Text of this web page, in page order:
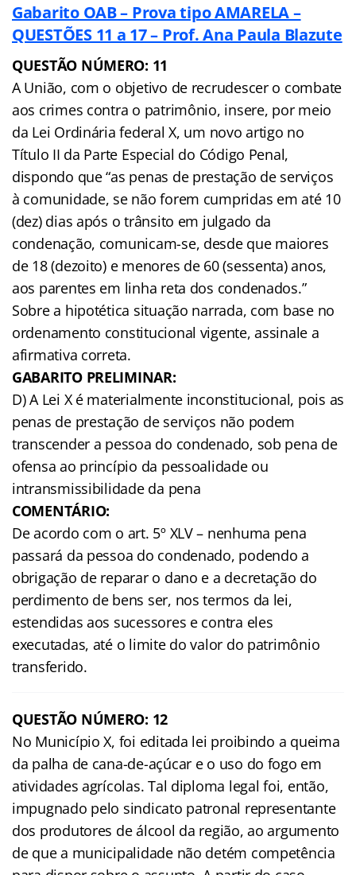
Gabarito OAB – Prova tipo AMARELA –
QUESTÕES 11 a 17 – Prof. Ana Paula Blazute
QUESTÃO NÚMERO: 11
A União, com o objetivo de recrudescer o combate
aos crimes contra o patrimônio, insere, por meio
da Lei Ordinária federal X, um novo artigo no
Título II da Parte Especial do Código Penal,
dispondo que “as penas de prestação de serviços
à comunidade, se não forem cumpridas em até 10
(dez) dias após o trânsito em julgado da
condenação, comunicam-se, desde que maiores
de 18 (dezoito) e menores de 60 (sessenta) anos,
aos parentes em linha reta dos condenados.”
Sobre a hipotética situação narrada, com base no
ordenamento constitucional vigente, assinale a
afirmativa correta.
GABARITO PRELIMINAR:
D) A Lei X é materialmente inconstitucional, pois as
penas de prestação de serviços não podem
transcender a pessoa do condenado, sob pena de
ofensa ao princípio da pessoalidade ou
intransmissibilidade da pena
COMENTÁRIO:
De acordo com o art. 5º XLV – nenhuma pena
passará da pessoa do condenado, podendo a
obrigação de reparar o dano e a decretação do
perdimento de bens ser, nos termos da lei,
estendidas aos sucessores e contra eles
executadas, até o limite do valor do patrimônio
transferido.
QUESTÃO NÚMERO: 12
No Município X, foi editada lei proibindo a queima
da palha de cana-de-açúcar e o uso do fogo em
atividades agrícolas. Tal diploma legal foi, então,
impugnado pelo sindicato patronal representante
dos produtores de álcool da região, ao argumento
de que a municipalidade não detém competência